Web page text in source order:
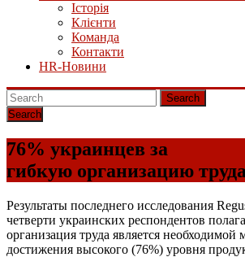
Історія
Клієнти
Команда
Контакти
HR-Новини
Search
76% украинцев за
гибкую организацию труда
Результаты последнего исследования
четверти украинских респондентов
организация труда является необходимой
достижения высокого (76%) уровня